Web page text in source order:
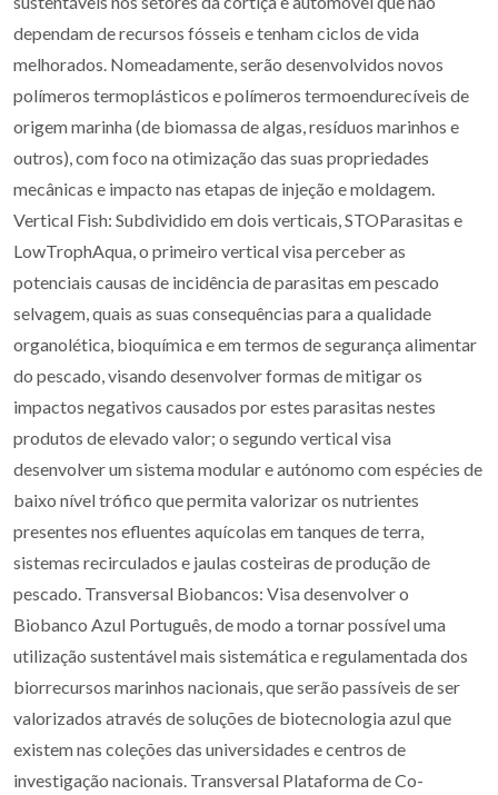
dependam de recursos fósseis e tenham ciclos de vida
melhorados. Nomeadamente, serão desenvolvidos novos
polímeros termoplásticos e polímeros termoendurecíveis de
origem marinha (de biomassa de algas, resíduos marinhos e
outros), com foco na otimização das suas propriedades
mecânicas e impacto nas etapas de injeção e moldagem.
Vertical Fish: Subdividido em dois verticais, STOParasitas e
LowTrophAqua, o primeiro vertical visa perceber as
potenciais causas de incidência de parasitas em pescado
selvagem, quais as suas consequências para a qualidade
organolética, bioquímica e em termos de segurança alimentar
do pescado, visando desenvolver formas de mitigar os
impactos negativos causados por estes parasitas nestes
produtos de elevado valor; o segundo vertical visa
desenvolver um sistema modular e autónomo com espécies de
baixo nível trófico que permita valorizar os nutrientes
presentes nos efluentes aquícolas em tanques de terra,
sistemas recirculados e jaulas costeiras de produção de
pescado. Transversal Biobancos: Visa desenvolver o
Biobanco Azul Português, de modo a tornar possível uma
utilização sustentável mais sistemática e regulamentada dos
biorrecursos marinhos nacionais, que serão passíveis de ser
valorizados através de soluções de biotecnologia azul que
existem nas coleções das universidades e centros de
investigação nacionais. Transversal Plataforma de Co-